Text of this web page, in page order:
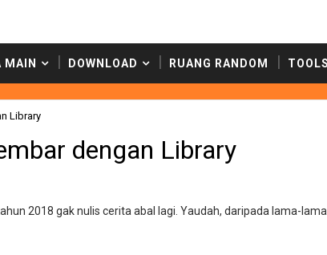
MAIN DOWNLOAD RUANG RANDOM TOOLS
Library
dengan Library
2018 gak nulis cerita abal lagi. Yaudah, daripada lama-lama